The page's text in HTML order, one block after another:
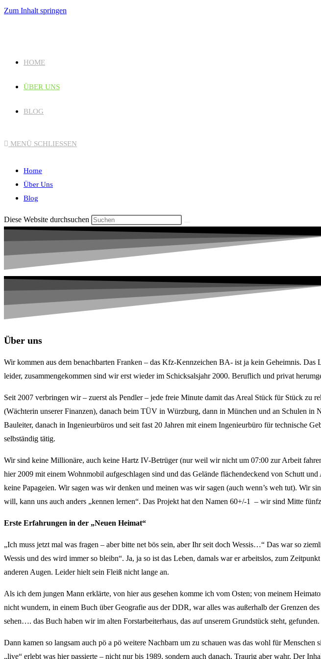
Zum Inhalt springen
HOME
ÜBER UNS
BLOG
MENÜ SCHLIESSEN
Home
Über Uns
Blog
Diese Website durchsuchen
Über uns
Wir kommen aus dem benachbarten Franken – das Kfz-Kennzeichen BA- ist ja kein Geheimnis.
leider, zusammengekommen sind wir erst wieder im Schicksalsjahr 2000. Beruflich und privat
Seit 2007 verbringen wir – zuerst als Pendler – jede freie Minute damit das Areal Stück für Stück zu
(Wächterin unserer Finanzen), danach beim TÜV in Würzburg, dann in München und an Schulen
Bauleiter, danach in Ingenieurbüros und seit fast 20 Jahren mit einem Ingenieurbüro für technische
selbständig tätig.
Wir sind keine Millionäre, auch keine Hartz IV-Betrüger (nur weil wir nicht um 07:00 zur Arbeit
hier 2009 mit einem Wohnmobil aufgeschlagen sind und das Gelände flächendeckend von Schutt
keine Papageien. Wir sagen was wir denken und meinen was wir sagen (auch wenn’s weh tut). Wir
will, kann uns auch anders „kennen lernen“. Das Projekt hat den Namen 60+/-1 – wir sind Mitte
Erste Erfahrungen in der „Neuen Heimat“
„Ich muss jetzt mal was fragen – aber bitte net bös sein, aber Ihr seit doch Wessis…“ Das war so
Wessis und des wird immer so bleibn“. Ja, ja so ist das Leben, damals war er arbeitslos, zum
anderen Augen. Leider hielt sein Fleiß nicht lange an.
Als ich dem jungen Mann erklärte, von hier aus gesehen komme ich vom Osten; von meinem
nicht wundern, in einem Buch über Geografie aus der DDR, war alles was außerhalb der Grenzen
sehen…. das Buch haben wir im alten Forstarbeiterhaus, das auf unserem Grundstück steht, gefunden.
Dann kamen so langsam auch pö a pö weitere Nachbarn um zu schauen was das wohl für
„live“ erlebt was hier passierte – nicht nur bis 1989, sondern auch danach. Traurig aber wahr, Der